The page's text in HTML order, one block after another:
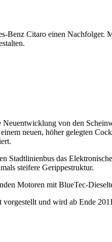
Benz Citaro einen
von den
neuen, höher gelegten
Stadtlinienbus das
steifere Gerippestruktur.
Motoren mit BlueTec-
und wird ab Ende